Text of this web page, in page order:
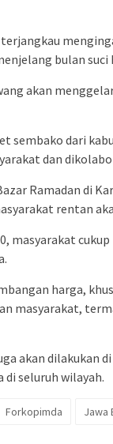
bulan suci
akan
sembako dari
dan
Ramadan di
rentan
masyarakat cukup
harga,
masyarakat,
akan dilakukan
seluruh wilayah.
Forkopimda Jawa